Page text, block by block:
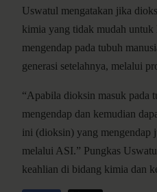
Uswatul mengatakan jika
kimia yang tidak mudah
mengendap pada tubuh
generasi setelahnya, melalui
“Apabila dioksin masuk pada
mengendap dan kemudian
ini (dioksin) yang mengendap
melalui ASI.” Pungkas
keahlian di bidang kimia dan